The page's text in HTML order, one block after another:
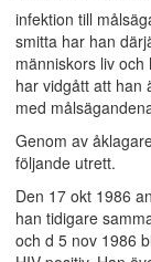
infektion till
smitta har han
människors liv
har vidgått att han
med
Genom av
följande utrett.
Den 17 okt 1986
han tidigare
och d 5 nov 1986